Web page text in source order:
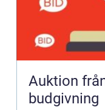
Auktion från ropklubba till digital
budgivning